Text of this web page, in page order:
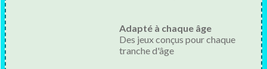
Adapté à chaque âge
Des jeux conçus pour chaque
tranche d'âge